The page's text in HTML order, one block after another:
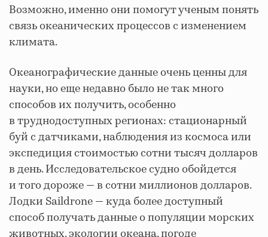
Возможно, именно они помогут ученым понять
связь океанических процессов с изменением
климата.
Океанографические данные очень ценны для
науки, но еще недавно было не так много
способов их получить, особенно
в труднодоступных регионах: стационарный
буй с датчиками, наблюдения из космоса или
экспедиция стоимостью сотни тысяч долларов
в день. Исследовательское судно обойдется
и того дороже — в сотни миллионов долларов.
Лодки Saildrone — куда более доступный
способ получать данные о популяции морских